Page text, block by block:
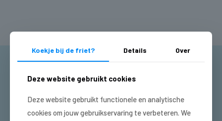
Spaar mee met onze Vette Pas! Bij iedere € 15,- krijg je één
Koekje bij de friet? Details Over
Deze website gebruikt cookies
Deze website gebruikt functionele en analytische
cookies om jouw gebruikservaring te verbeteren. We